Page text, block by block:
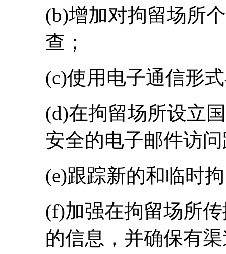
(b)增加对拘留场所
查；
(c)使用电子通信形
(d)在拘留场所设立
安全的电子邮件访
(e)跟踪新的和临时
(f)加强在拘留场所
的信息，并确保有